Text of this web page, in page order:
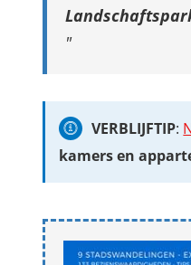
VERBLIJFTIP:
kamers en